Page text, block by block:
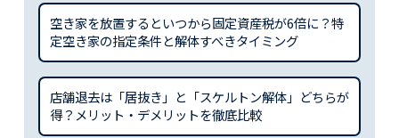
空き家を放置するといつから固定資産税が6倍に？特
定空き家の指定条件と解体すべきタイミング
店舗退去は「居抜き」と「スケルトン解体」どちらが
得？メリット・デメリットを徹底比較